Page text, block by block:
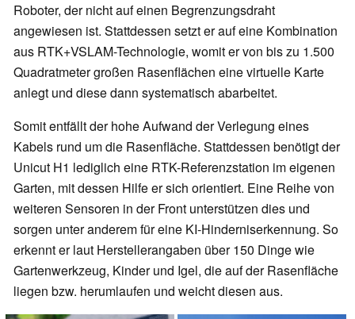
Roboter, der nicht auf einen Begrenzungsdraht
angewiesen ist. Stattdessen setzt er auf eine Kombination
aus RTK+VSLAM-Technologie, womit er von bis zu 1.500
Quadratmeter großen Rasenflächen eine virtuelle Karte
anlegt und diese dann systematisch abarbeitet.
Somit entfällt der hohe Aufwand der Verlegung eines
Kabels rund um die Rasenfläche. Stattdessen benötigt der
Unicut H1 lediglich eine RTK-Referenzstation im eigenen
Garten, mit dessen Hilfe er sich orientiert. Eine Reihe von
weiteren Sensoren in der Front unterstützen dies und
sorgen unter anderem für eine KI-Hinderniserkennung. So
erkennt er laut Herstellerangaben über 150 Dinge wie
Gartenwerkzeug, Kinder und Igel, die auf der Rasenfläche
liegen bzw. herumlaufen und weicht diesen aus.